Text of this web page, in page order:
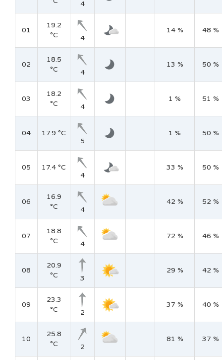
4
01
19.2
°C
4
14 % 48 %
02
18.5
°C
4
13 % 50 %
03
18.2
°C
4
1 % 51 %
04
17.9 °C
5
1 % 50 %
05
17.4 °C
4
33 % 50 %
06
16.9
°C
4
42 % 52 %
07
18.8
°C
4
72 % 46 %
08
20.9
°C
3
29 % 42 %
09
23.3
°C
2
37 % 40 %
10
25.8
°C
2
81 % 37 %